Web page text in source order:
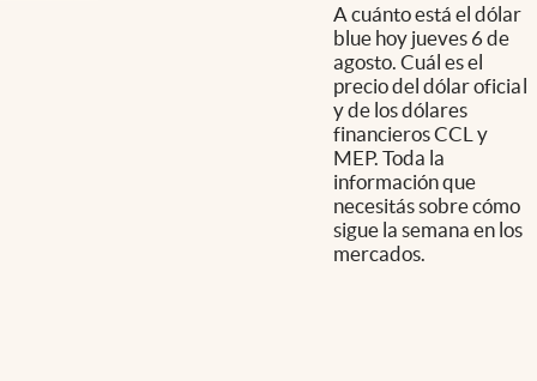
A cuánto está el dólar
blue hoy jueves 6 de
agosto. Cuál es el
precio del dólar oficial
y de los dólares
financieros CCL y
MEP. Toda la
información que
necesitás sobre cómo
sigue la semana en los
mercados.